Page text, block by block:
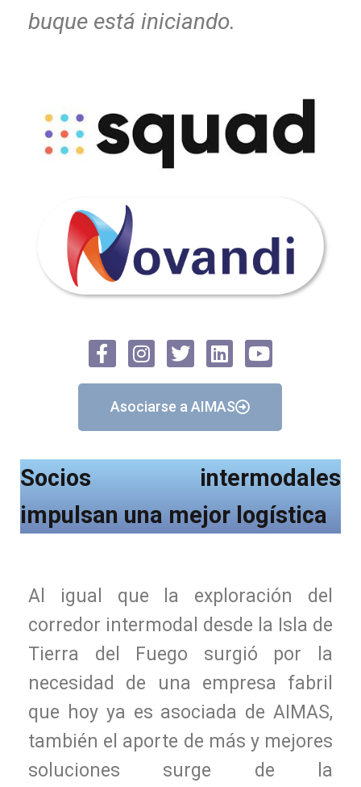
buque está iniciando.
Asociarse a AIMAS
Socios intermodales
impulsan una mejor logística
Al igual que la exploración del
corredor intermodal desde la Isla de
Tierra del Fuego surgió por la
necesidad de una empresa fabril
que hoy ya es asociada de AIMAS,
también el aporte de más y mejores
soluciones surge de la